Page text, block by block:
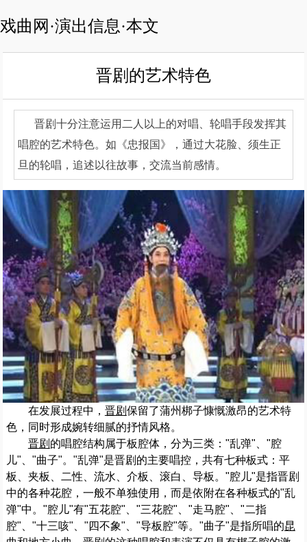
戏曲网·演出信息·本文
晋剧的艺术特色
晋剧十分注意运用二人以上的对唱、轮唱手段发挥其
唱腔的艺术特色。如《忠报国》，通过大花脸、须生正
旦的轮唱，追述以往故事，交流当前感情。
在发展过程中， 晋剧保留了蒲州梆子慷慨激昂的艺术特
色，同时形成婉转细腻的抒情风格。
晋剧 的唱腔结构属于板腔体，分为三类："乱弹"、"腔
儿"、"曲子"。"乱弹"是晋剧的主要唱控，共有七种板式：平
板、夹板、二性、流水、介板、滚白、导板。"腔儿"是指晋剧
中的各种花腔，一般不单独使用，而是依附在各种板式的"乱
弹"中。"腔儿"有"五花腔"、"三花腔"、"走马腔"、"二指
腔"、"十三咳"、"四不象"、"导板腔"等。"曲子"是指所唱的昆